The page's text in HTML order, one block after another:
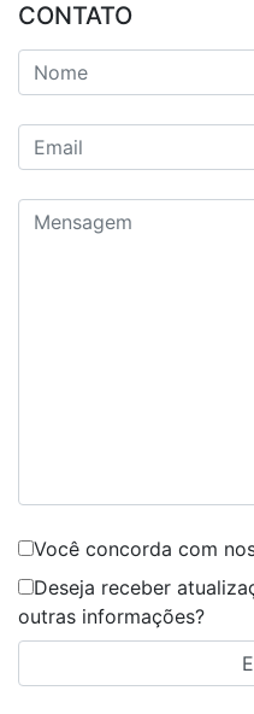
CONTATO
Você concorda com
Deseja receber
outras informações?